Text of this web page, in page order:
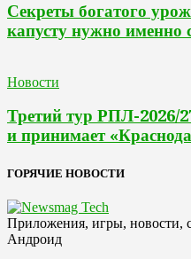
Секреты богатого
капусту нужно именно
Новости
Третий тур РПЛ-2026/
и принимает
ГОРЯЧИЕ НОВОСТИ
Приложения, игры, новости,
Андроид